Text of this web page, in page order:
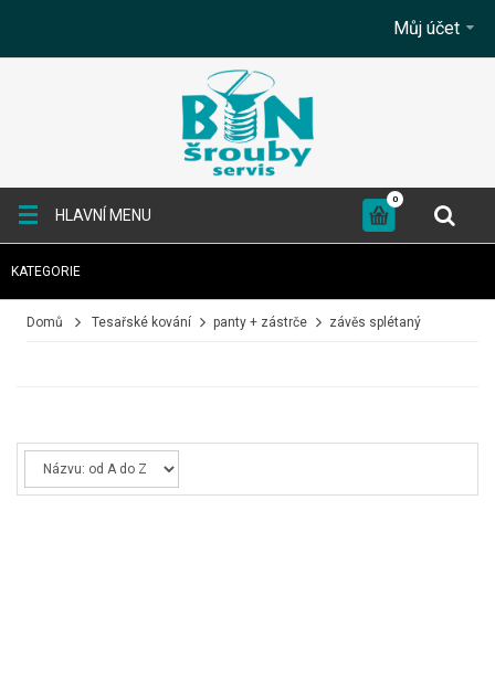
Můj účet
HLAVNÍ MENU
0
KATEGORIE
SPOJOVACÍ MATERIÁL
BRUSNÉ A ŘEZNÉ KOTOUČE
+
Domů Tesařské kování panty + zástrče závěs splétaný